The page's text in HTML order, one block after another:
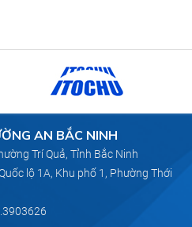
AN BẮC NINH
Trí Quả, Tỉnh Bắc Ninh
lộ 1A, Khu phố 1, Phường Thới